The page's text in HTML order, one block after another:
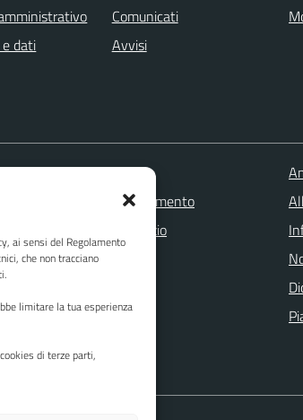
ai sensi del Regolamento
che non tracciano
limitare la tua esperienza
di terze parti,
dati
Comunicati
Avvisi
Leggi le FAQ
Prenotazione appuntamento
Segnalazione disservizio
Richiesta assistenza